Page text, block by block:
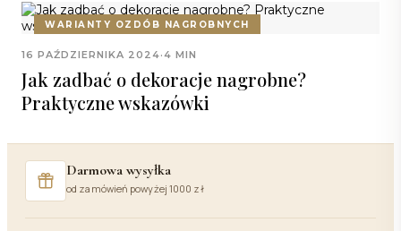
WARIANTY OZDÓB NAGROBNYCH
16 PAŹDZIERNIKA 2024·4 MIN
Jak zadbać o dekoracje nagrobne?
Praktyczne wskazówki
Darmowa wysyłka
od zamówień powyżej 1000 zł